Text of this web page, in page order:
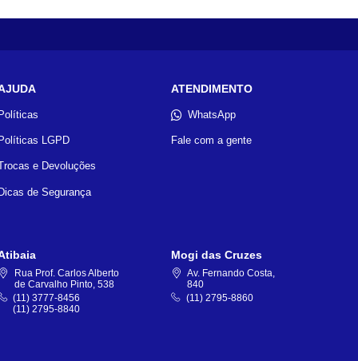
Políticas
Políticas LGPD
e Devoluções
de Segurança
ATENDIMENTO
WhatsApp
Fale com a gente
Rua Prof. Carlos Alberto
de Carvalho Pinto, 538
(11) 3777-8456
(11) 2795-8840
Mogi das Cruzes
Av. Fernando Costa,
840
(11) 2795-8860